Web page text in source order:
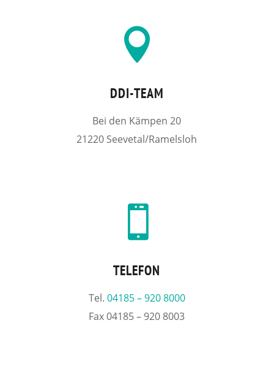

DDI-TEAM
Bei den Kämpen 20
21220 Seevetal/Ramelsloh

TELEFON
Tel. 04185 – 920 8000
Fax 04185 – 920 8003